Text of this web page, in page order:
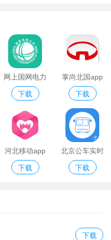
网上国网电力
app免费版
下载
掌尚北国app
官网版
下载
河北移动app
下载
北京公车实时
app
下载
下载